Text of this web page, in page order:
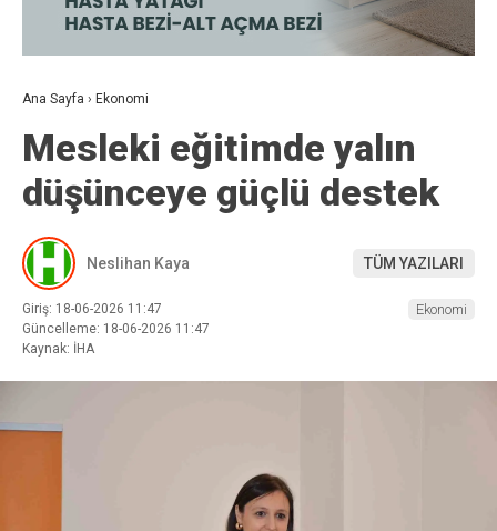
Ana Sayfa › Ekonomi
Mesleki eğitimde yalın
düşünceye güçlü destek
Neslihan Kaya TÜM YAZILARI
Giriş: 18-06-2026 11:47
Güncelleme: 18-06-2026 11:47
Kaynak: İHA
Ekonomi